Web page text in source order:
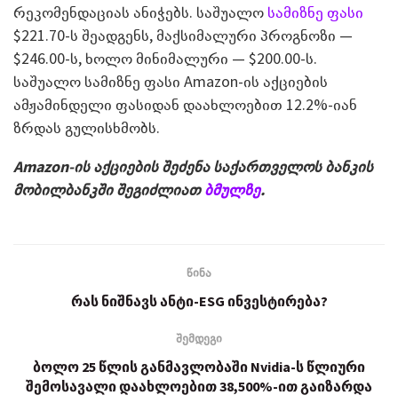
რეკომენდაციას ანიჭებს. საშუალო სამიზნე ფასი
$221.70-ს შეადგენს, მაქსიმალური პროგნოზი —
$246.00-ს, ხოლო მინიმალური — $200.00-ს.
საშუალო სამიზნე ფასი Amazon-ის აქციების
ამჟამინდელი ფასიდან დაახლოებით 12.2%-იან
ზრდას გულისხმობს.
Amazon-ის აქციების შეძენა საქართველოს ბანკის
მობილბანკში შეგიძლიათბმულზე.
წინა
რას ნიშნავს ანტი-ESG ინვესტირება?
შემდეგი
ბოლო 25 წლის განმავლობაში Nvidia-ს წლიური
შემოსავალი დაახლოებით 38,500%-ით გაიზარდა